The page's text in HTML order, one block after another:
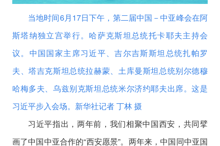
当地时间6月17日下午，第二届中国－中亚峰会在阿
斯塔纳独立宫举行。哈萨克斯坦总统托卡耶夫主持会
议。中国国家主席习近平、吉尔吉斯斯坦总统扎帕罗
夫、塔吉克斯坦总统拉赫蒙、土库曼斯坦总统别尔德穆
哈梅多夫、乌兹别克斯坦总统米尔济约耶夫出席。这是
习近平步入会场。 新华社记者 丁林 摄
习近平指出，两年前，我们相聚中国西安，共同擘
画了中国中亚合作的“西安愿景”。两年来，中国同中亚国